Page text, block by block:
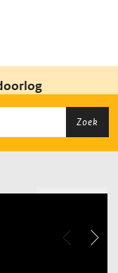
Zoek